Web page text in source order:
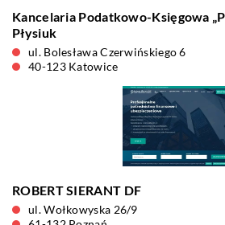
Kancelaria Podatkowo-Księgowa
Płysiuk
ul. Bolesława Czerwińskiego 6
40-123 Katowice
ROBERT SIERANT DF
ul. Wołkowyska 26/9